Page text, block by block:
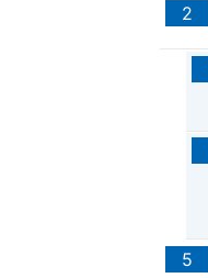
2
5